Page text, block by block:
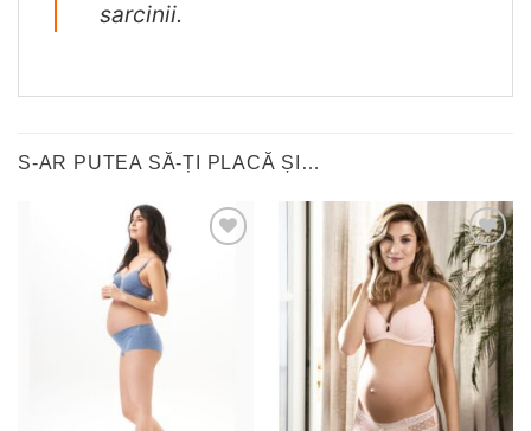
sarcinii.
S-AR PUTEA SĂ-ȚI PLACĂ ȘI…
❤
Adauga
in
wishlist!